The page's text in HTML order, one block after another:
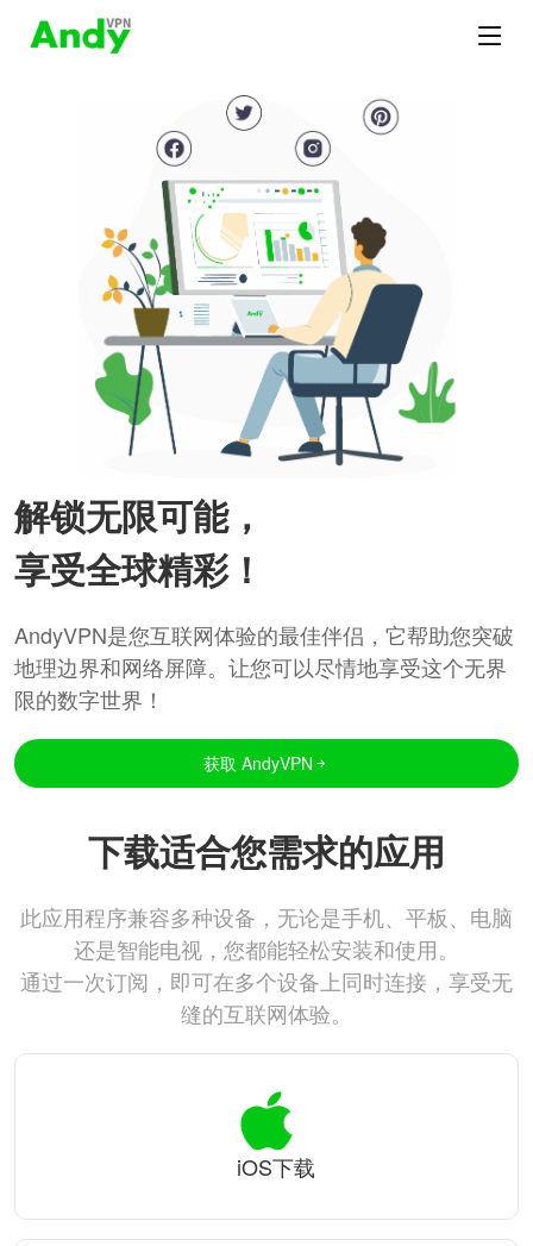
解锁无限可能，
享受全球精彩！
AndyVPN是您互联网体验的最佳伴侣，它帮助您突破
地理边界和网络屏障。让您可以尽情地享受这个无界
限的数字世界！
获取 AndyVPN
下载适合您需求的应用
此应用程序兼容多种设备，无论是手机、平板、电脑
还是智能电视，您都能轻松安装和使用。
通过一次订阅，即可在多个设备上同时连接，享受无
缝的互联网体验。
iOS下载